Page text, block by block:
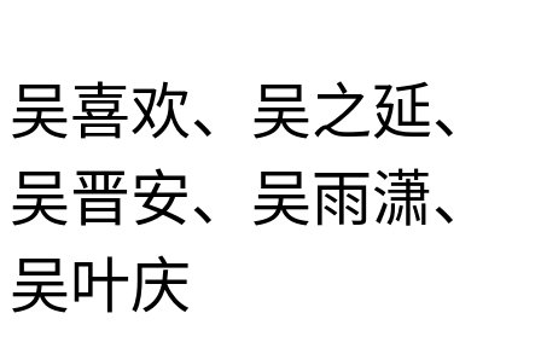
吴喜欢、吴之延、
吴晋安、吴雨潇、
吴叶庆